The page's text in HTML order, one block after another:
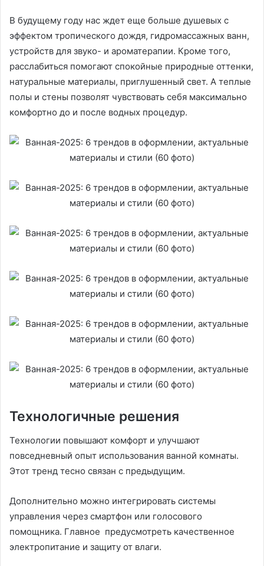
В будущему году нас ждет еще больше душевых с
эффектом тропического дождя, гидромассажных ванн,
устройств для звуко- и ароматерапии. Кроме того,
расслабиться помогают спокойные природные оттенки,
натуральные материалы, приглушенный свет. А теплые
полы и стены позволят чувствовать себя максимально
комфортно до и после водных процедур.
Технологичные решения
Технологии повышают комфорт и улучшают
повседневный опыт использования ванной комнаты.
Этот тренд тесно связан с предыдущим.
Дополнительно можно интегрировать системы
управления через смартфон или голосового
помощника. Главное предусмотреть качественное
электропитание и защиту от влаги.